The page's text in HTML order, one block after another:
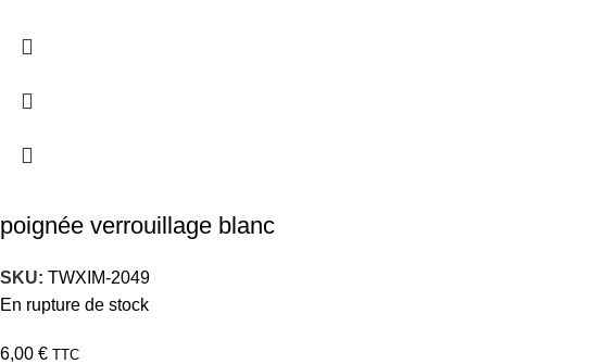
poignée verrouillage blanc
SKU: TWXIM-2049
En rupture de stock
6,00 € TTC